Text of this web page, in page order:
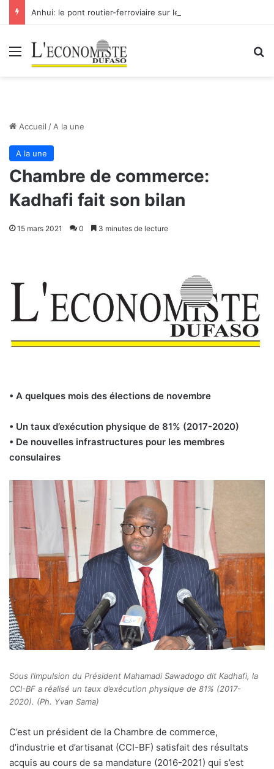
Menu
Accueil / A la une
A la une
Chambre de commerce:
Kadhafi fait son bilan
15 mars 2021 0 3 minutes de lecture
• A quelques mois des élections de novembre
• Un taux d’exécution physique de 81% (2017-2020)
• De nouvelles infrastructures pour les membres
consulaires
Sous l’impulsion du Président Mahamadi Sawadogo dit Kadhafi, la
CCI-BF a réalisé un taux d’exécution physique de 81% (2017-
2020). (Ph. Yvan Sama)
C’est un président de la Chambre de commerce,
d’industrie et d’artisanat (CCI-BF) satisfait des résultats
acquis au cours de sa mandature (2016-2021) qui s’est